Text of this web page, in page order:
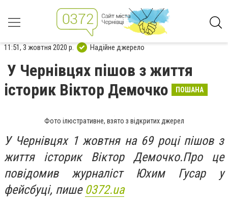
11:51, 3 жовтня 2020 р. Надійне джерело
У Чернівцях пішов з життя
історик Віктор Демочко
ПОШАНА
Фото ілюстративне, взято з відкритих джерел
У Чернівцях 1 жовтня на 69 році пішов з
життя історик Віктор Демочко.Про це
повідомив журналіст Юхим Гусар у
фейсбуці, пише 0372.ua